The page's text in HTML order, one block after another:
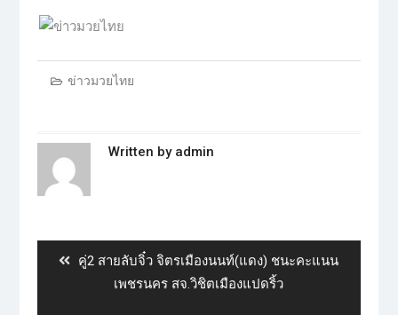
ข่าวมวยไทย
Written by admin
คู่2 สายลับจิ๋ว จิตรเมืองนนท์​(แดง)​ ชนะคะแนน
เพชรนคร สจ.วิชิตเมืองแปดริ้ว